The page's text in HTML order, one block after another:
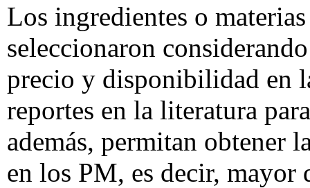
Los ingredientes o
seleccionaron
precio y disponibilidad en
reportes en la literatura
además, permitan obtener
en los PM, es decir, mayor